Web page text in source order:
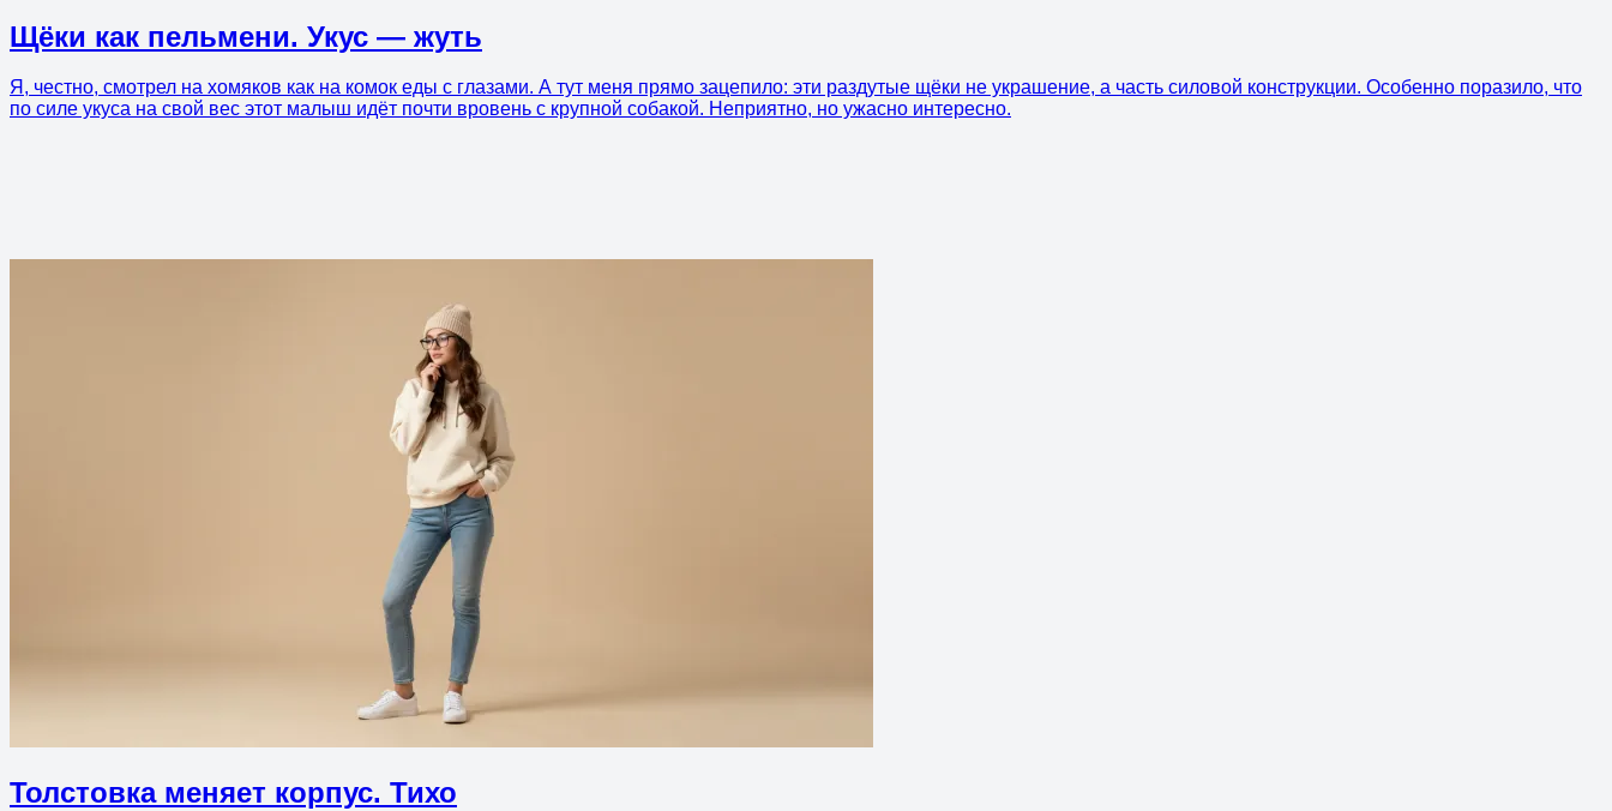
Щёки как пельмени. Укус — жуть
Я, честно, смотрел на хомяков как на комок еды с глазами. А тут меня прямо зацепило: эти раздутые щёки не украшение, а часть силовой конструкции. Особенно поразило, что
по силе укуса на свой вес этот малыш идёт почти вровень с крупной собакой. Неприятно, но ужасно интересно.
Толстовка меняет корпус. Тихо